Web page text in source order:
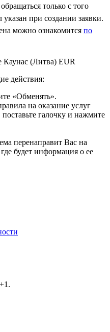
только с того
при создании заявки.
можно ознакомится по
(Литва) EUR
действия:
«Обменять».
на оказание услуг
галочку и нажмите
перенаправит Вас на
будет информация о ее